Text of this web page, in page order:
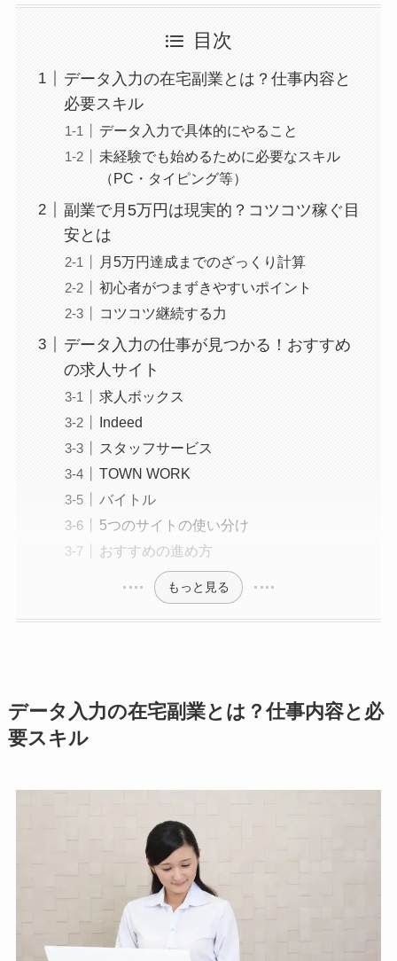
目次
データ入力の在宅副業とは？仕事内容と
必要スキル
データ入力で具体的にやること
未経験でも始めるために必要なスキル
（PC・タイピング等）
副業で月5万円は現実的？コツコツ稼ぐ目
安とは
月5万円達成までのざっくり計算
初心者がつまずきやすいポイント
コツコツ継続する力
データ入力の仕事が見つかる！おすすめ
の求人サイト
求人ボックス
Indeed
スタッフサービス
TOWN WORK
バイトル
5つのサイトの使い分け
おすすめの進め方
もっと見る
データ入力の在宅副業とは？仕事内容と必
要スキル